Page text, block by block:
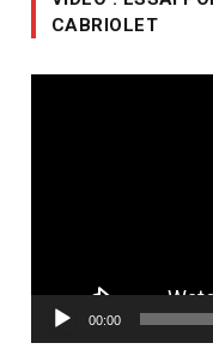
CABRIOLET
00:00